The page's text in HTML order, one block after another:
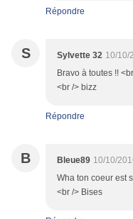
Répondre
S Sylvette 32 10/10/
Bravo à toutes !!
<br /> bizz
Répondre
B Bleue89 10/10/
Wha ton coeur est
<br /> Bises